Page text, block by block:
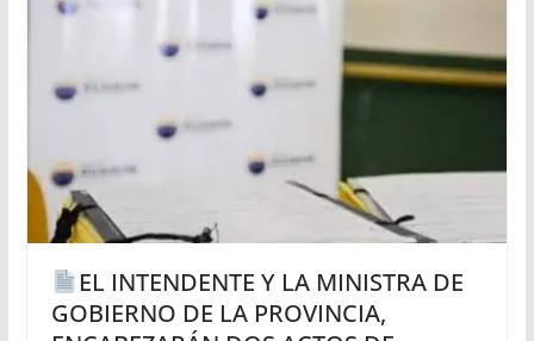
EL INTENDENTE Y LA MINISTRA DE
GOBIERNO DE LA PROVINCIA,